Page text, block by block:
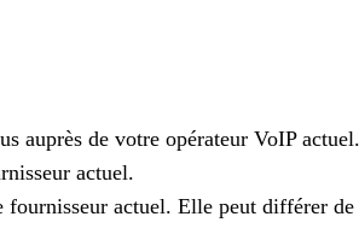
auprès de votre opérateur VoIP actuel.
actuel.
actuel. Elle peut différer de